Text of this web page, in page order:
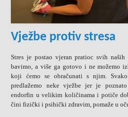
Vježbe protiv stresa
Stres je postao vjeran pratioc svih
bavimo, a više ga gotovo i ne možemo
koji ćemo se obračunati s njim.
predlažemo neke vježbe jer je
endorfin u velikim količinama i potiče
čini fizički i psihički zdravim, pomaže u